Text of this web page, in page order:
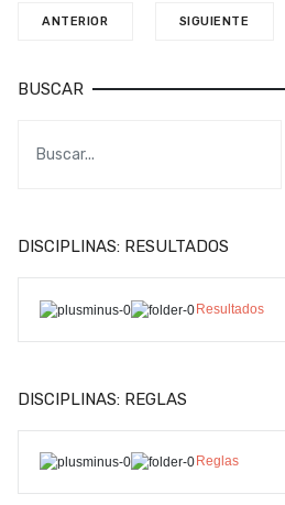
ANTERIOR SIGUIENTE
BUSCAR
DISCIPLINAS: RESULTADOS
Resultados
DISCIPLINAS: REGLAS
Reglas